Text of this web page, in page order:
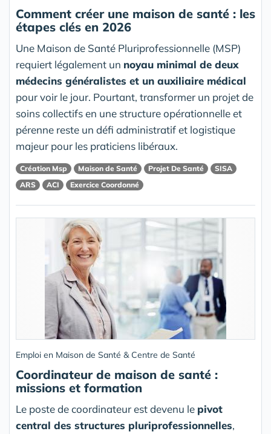
Comment créer une maison de santé : les
étapes clés en 2026
Une Maison de Santé Pluriprofessionnelle (MSP)
requiert légalement un noyau minimal de deux
médecins généralistes et un auxiliaire médical
pour voir le jour. Pourtant, transformer un projet de
soins collectifs en une structure opérationnelle et
pérenne reste un défi administratif et logistique
majeur pour les praticiens libéraux.
Création Msp Maison de Santé Projet De Santé
SISA
ARS
ACI Exercice Coordonné
Emploi en Maison de Santé & Centre de Santé
Coordinateur de maison de santé :
missions et formation
Le poste de coordinateur est devenu le pivot
central des structures pluriprofessionnelles,